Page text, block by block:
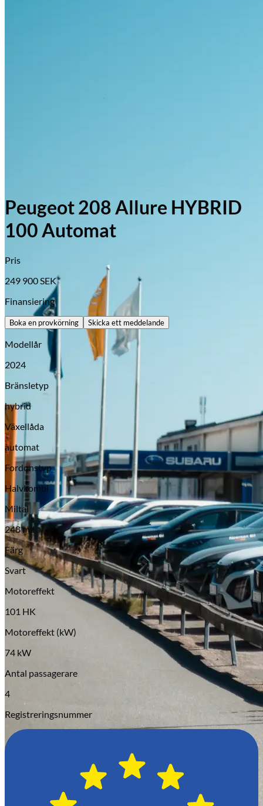
Opel
Serviceverkstad
Peugeot 208 Allure HYBRID
100 Automat
Pris
249 900 SEK
Finansiering
Boka en provkörning Skicka ett meddelande
Modellår
2024
Bränsletyp
hybrid
Växellåda
automat
Fordonstyp
Halvkombi
Miltal
248 mil
Färg
Svart
Motoreffekt
101 HK
Motoreffekt (kW)
74 kW
Antal passagerare
4
Registreringsnummer